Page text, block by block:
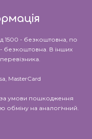
1500 - безкоштовна, по
безкоштовна. В інших
MasterCard
умови пошкодження
обміну на аналогічний.